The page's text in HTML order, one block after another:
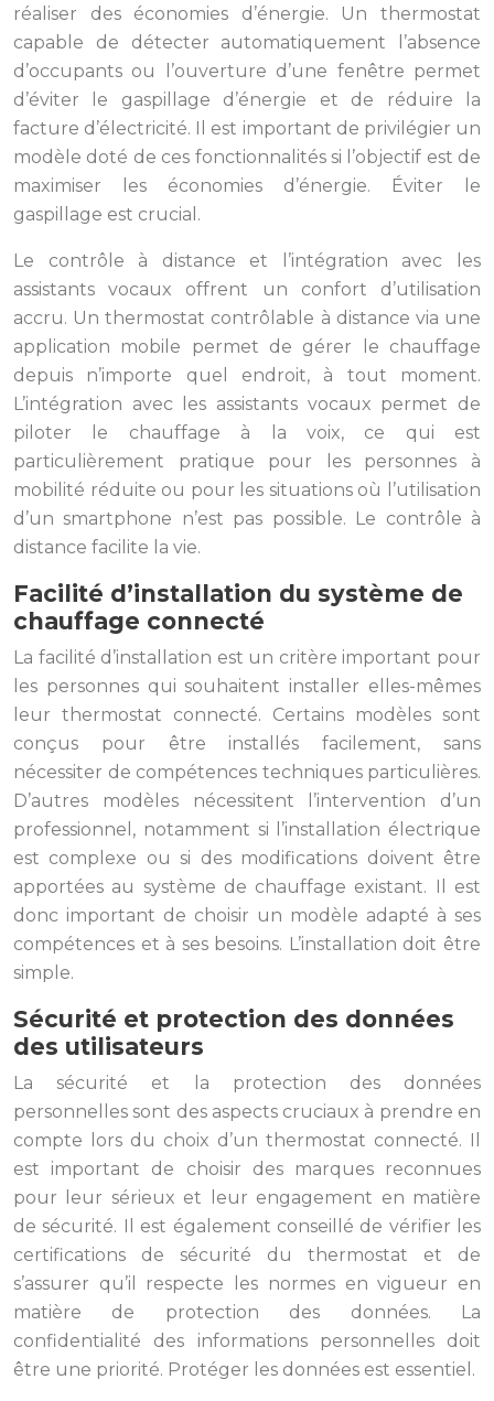
réaliser des économies d’énergie. Un thermostat
capable de détecter automatiquement l’absence
d’occupants ou l’ouverture d’une fenêtre permet
d’éviter le gaspillage d’énergie et de réduire la
facture d’électricité. Il est important de privilégier un
modèle doté de ces fonctionnalités si l’objectif est de
maximiser les économies d’énergie. Éviter le
gaspillage est crucial.
Le contrôle à distance et l’intégration avec les
assistants vocaux offrent un confort d’utilisation
accru. Un thermostat contrôlable à distance via une
application mobile permet de gérer le chauffage
depuis n’importe quel endroit, à tout moment.
L’intégration avec les assistants vocaux permet de
piloter le chauffage à la voix, ce qui est
particulièrement pratique pour les personnes à
mobilité réduite ou pour les situations où l’utilisation
d’un smartphone n’est pas possible. Le contrôle à
distance facilite la vie.
Facilité d’installation du système de
chauffage connecté
La facilité d’installation est un critère important pour
les personnes qui souhaitent installer elles-mêmes
leur thermostat connecté. Certains modèles sont
conçus pour être installés facilement, sans
nécessiter de compétences techniques particulières.
D’autres modèles nécessitent l’intervention d’un
professionnel, notamment si l’installation électrique
est complexe ou si des modifications doivent être
apportées au système de chauffage existant. Il est
donc important de choisir un modèle adapté à ses
compétences et à ses besoins. L’installation doit être
simple.
Sécurité et protection des données
des utilisateurs
La sécurité et la protection des données
personnelles sont des aspects cruciaux à prendre en
compte lors du choix d’un thermostat connecté. Il
est important de choisir des marques reconnues
pour leur sérieux et leur engagement en matière
de sécurité. Il est également conseillé de vérifier les
certifications de sécurité du thermostat et de
s’assurer qu’il respecte les normes en vigueur en
matière de protection des données. La
confidentialité des informations personnelles doit
être une priorité. Protéger les données est essentiel.